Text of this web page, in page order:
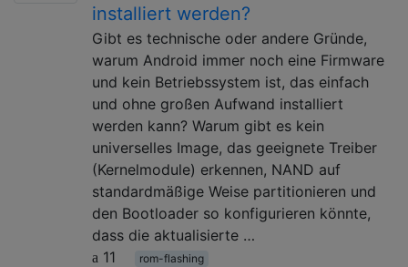
installiert werden?
Gibt es technische oder andere Gründe,
warum Android immer noch eine Firmware
und kein Betriebssystem ist, das einfach
und ohne großen Aufwand installiert
werden kann? Warum gibt es kein
universelles Image, das geeignete Treiber
(Kernelmodule) erkennen, NAND auf
standardmäßige Weise partitionieren und
den Bootloader so konfigurieren könnte,
dass die aktualisierte …
11
rom-flashing